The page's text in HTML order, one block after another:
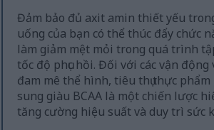
Đảm bảo đủ axit amin thiết yếu
uống của bạn có thể thúc đẩy chức
làm giảm mệt mỏi trong quá trình
tốc độ phục hồi. Đối với các vận
đam mê thể hình, tiêu thụ thực phẩm
sung giàu BCAA là một chiến lược
tăng cường hiệu suất và duy trì sức